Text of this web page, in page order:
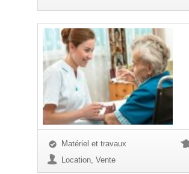
Matériel et travaux
Location, Vente